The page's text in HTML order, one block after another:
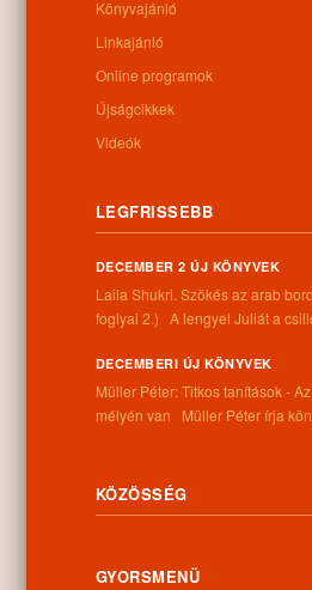
Letöltés
Könyvajánló
Linkajánló
Online programok
Újságcikkek
Videók
LEGFRISSEBB
DECEMBER 2 ÚJ KÖNYVEK
Laila Shukri. Szökés ​az arab
foglyai 2.) A lengyel Juliát a
DECEMBERI ÚJ KÖNYVEK
Müller Péter: Titkos tanítások -
mélyén van Müller Péter írja
KÖZÖSSÉG
GYORSMENÜ